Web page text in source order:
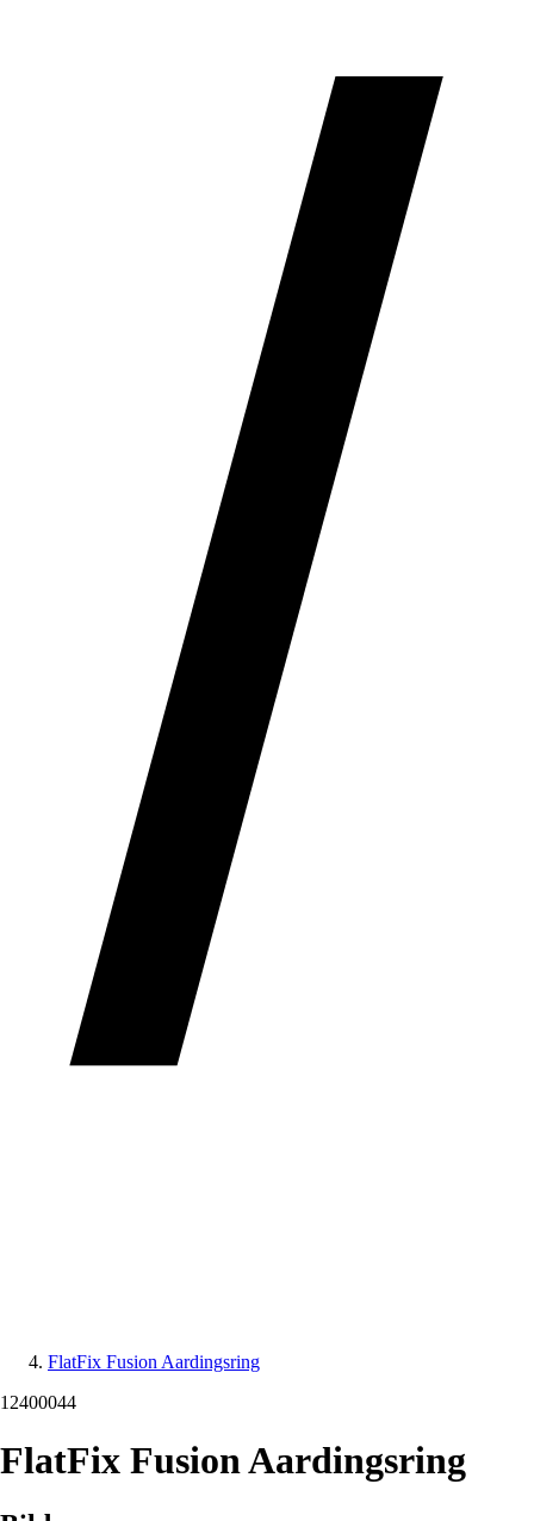
FlatFix Fusion Aardingsring
12400044
FlatFix Fusion Aardingsring